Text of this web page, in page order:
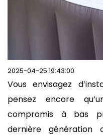
2025-04-25 19:43:00
Vous envisagez
pensez encore
compromis à bas
dernière génération